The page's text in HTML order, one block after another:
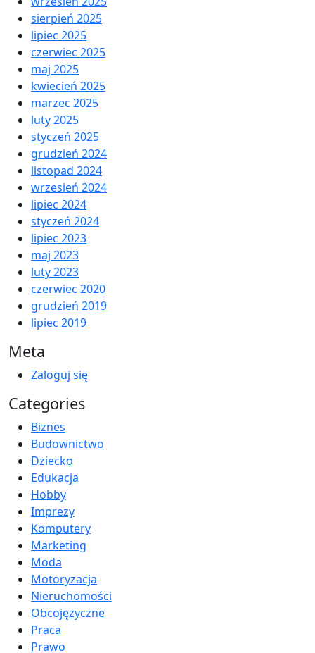
sierpień 2025
lipiec 2025
czerwiec 2025
maj 2025
kwiecień 2025
marzec 2025
luty 2025
styczeń 2025
grudzień 2024
listopad 2024
wrzesień 2024
lipiec 2024
styczeń 2024
lipiec 2023
maj 2023
luty 2023
czerwiec 2020
grudzień 2019
lipiec 2019
Meta
Zaloguj się
Categories
Biznes
Budownictwo
Dziecko
Edukacja
Hobby
Imprezy
Komputery
Marketing
Moda
Motoryzacja
Nieruchomości
Obcojęzyczne
Praca
Prawo